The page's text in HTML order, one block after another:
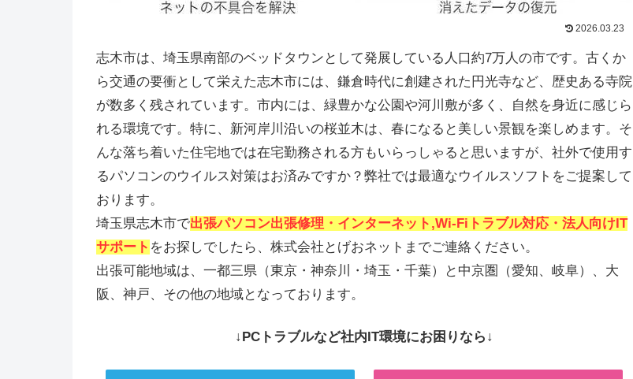
2026.03.23
志木市は、埼玉県南部のベッドタウンとして発展している人口約7万人の市です。古くか
ら交通の要衝として栄えた志木市には、鎌倉時代に創建された円光寺など、歴史ある寺院
が数多く残されています。市内には、緑豊かな公園や河川敷が多く、自然を身近に感じら
れる環境です。特に、新河岸川沿いの桜並木は、春になると美しい景観を楽しめます。そ
んな落ち着いた住宅地では在宅勤務される方もいらっしゃると思いますが、社外で使用す
るパソコンのウイルス対策はお済みですか？弊社では最適なウイルスソフトをご提案して
おります。
埼玉県志木市で出張パソコン出張修理・インターネット,Wi-Fiトラブル対応・法人向けIT
サポート をお探しでしたら、株式会社とげおネットまでご連絡ください。
出張可能地域は、一都三県（東京・神奈川・埼玉・千葉）と中京圏（愛知、岐阜）、大
阪、神戸、その他の地域となっております。
↓PCトラブルなど社内IT環境にお困りなら↓